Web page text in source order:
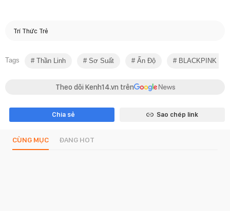
Trí Thức Trẻ
Tags Thần Linh Sơ Suất Ấn Độ BLACKPINK
Theo dõi Kenh14.vn trên
Chia sẻ Sao chép link
CÙNG MỤC ĐANG HOT